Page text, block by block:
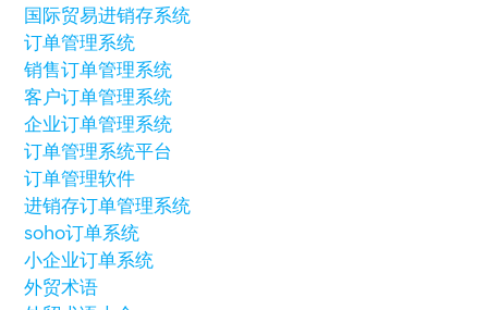
国际贸易进销存系统
订单管理系统
销售订单管理系统
客户订单管理系统
企业订单管理系统
订单管理系统平台
订单管理软件
进销存订单管理系统
soho订单系统
小企业订单系统
外贸术语